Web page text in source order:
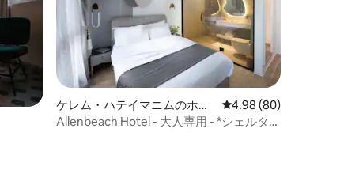
ケレム・ハテイマニムのホテ
ル客室
レビュー80件、5つ星
4.98 (80)
Allenbeach Hotel - 大人専用 - *シェルター